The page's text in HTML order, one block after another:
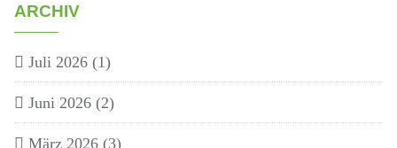
ARCHIV
Juli 2026 (1)
Juni 2026 (2)
März 2026 (3)